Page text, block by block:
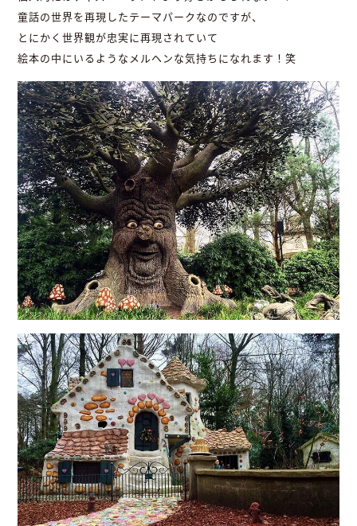
童話の世界を再現したテーマパークなのですが、
とにかく世界観が忠実に再現されていて
絵本の中にいるようなメルヘンな気持ちになれます！笑